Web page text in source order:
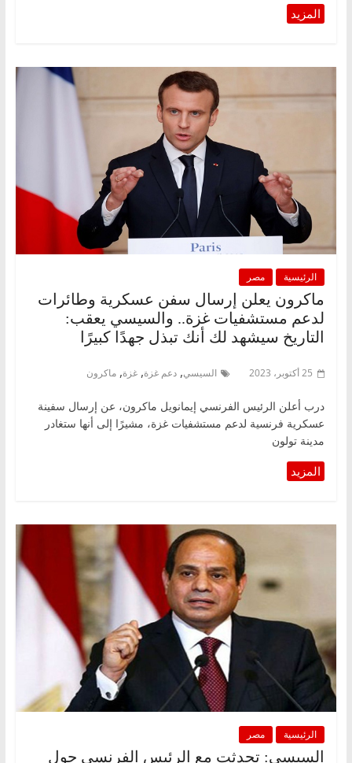
الرئيسية مصر
ماكرون يعلن إرسال سفن عسكرية وطائرات
لدعم مستشفيات غزة.. والسيسي يعقب:
التاريخ سيشهد لك أنك تبذل جهدًا كبيرًا
25 أكتوبر، 2023 السيسي, دعم غزة, غزة, ماكرون
درب أعلن الرئيس الفرنسي إيمانويل ماكرون، عن إرسال سفينة
عسكرية فرنسية لدعم مستشفيات غزة، مشيرًا إلى أنها ستغادر
مدينة تولون
الرئيسية مصر
السيسي: تحدثت مع الرئيس الفرنسي حول